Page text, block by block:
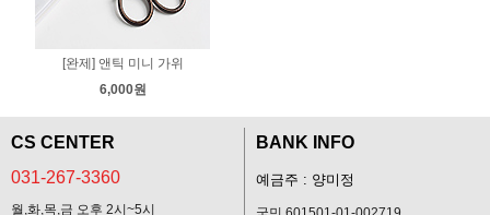
[완제] 앤틱 미니 가위
6,000원
CS CENTER
031-267-3360
월,화,목,금 오후 2시~5시
BANK INFO
예금주 : 양미정